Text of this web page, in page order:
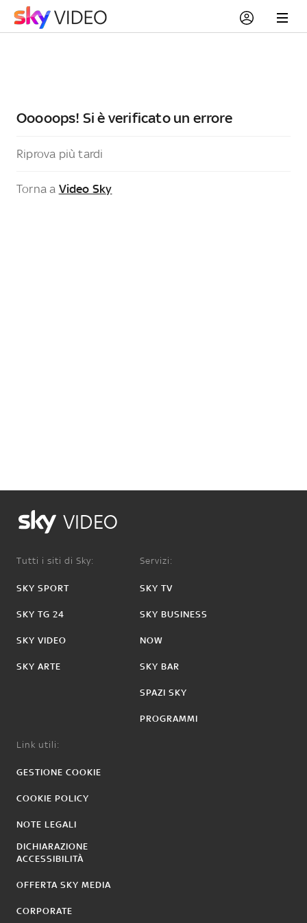
Ooooops! Si è verificato un errore
Riprova più tardi
Torna a Video Sky
VIDEO
Tutti i siti di Sky:
SKY SPORT
SKY TG 24
SKY VIDEO
SKY ARTE
Servizi:
SKY TV
SKY BUSINESS
NOW
SKY BAR
SPAZI SKY
PROGRAMMI
Link utili:
GESTIONE COOKIE
COOKIE POLICY
NOTE LEGALI
DICHIARAZIONE
ACCESSIBILITÀ
OFFERTA SKY MEDIA
CORPORATE